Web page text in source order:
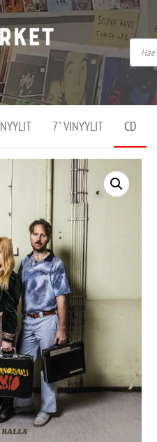
Stupido
Market –
verkossa
ja
kivijalassa
Stupido Market on
vaihtoehtomusaan
erikoistunut
verkko- sekä
kivijalkakauppa
Helsingissä
Kallion
7" VINYYLIT CD